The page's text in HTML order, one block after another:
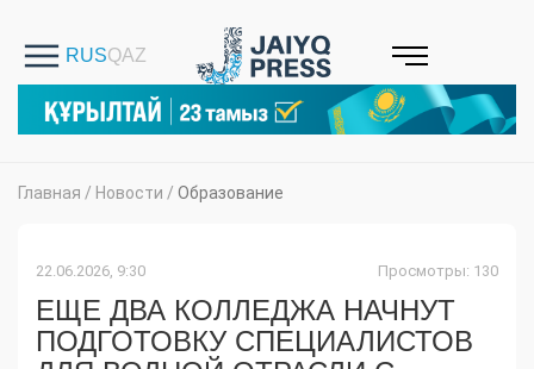
Главная / Новости / Образование
22.06.2026, 9:30 Просмотры: 130
ЕЩЕ ДВА КОЛЛЕДЖА НАЧНУТ
ПОДГОТОВКУ СПЕЦИАЛИСТОВ